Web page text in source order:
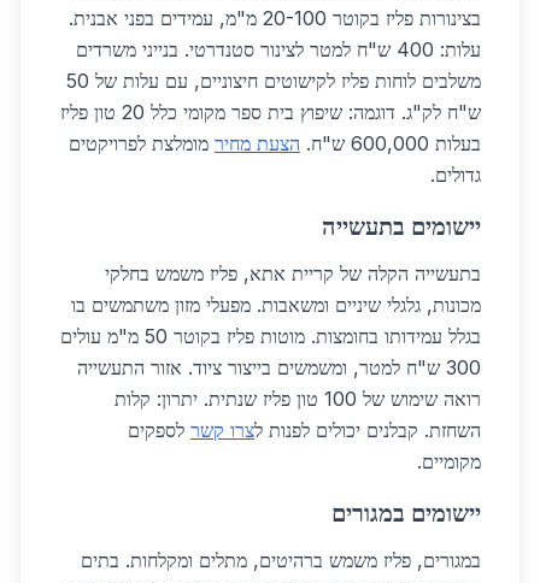
בצינורות פליז בקוטר 20-100 מ"מ, עמידים בפני אבנית.
עלות: 400 ש"ח למטר לצינור סטנדרטי. בנייני משרדים
משלבים לוחות פליז לקישוטים חיצוניים, עם עלות של 50
ש"ח לק"ג. דוגמה: שיפוץ בית ספר מקומי כלל 20 טון פליז
בעלות 600,000 ש"ח.
הצעת מחיר מומלצת לפרויקטים
גדולים.
יישומים בתעשייה
בתעשייה הקלה של קריית אתא, פליז משמש בחלקי
מכונות, גלגלי שיניים ומשאבות. מפעלי מזון משתמשים בו
בגלל עמידותו בחומצות. מוטות פליז בקוטר 50 מ"מ עולים
300 ש"ח למטר, ומשמשים בייצור ציוד. אזור התעשייה
רואה שימוש של 100 טון פליז שנתית. יתרון: קלות
השחזת. קבלנים יכולים לפנות לצרו קשר לספקים
מקומיים.
יישומים במגורים
במגורים, פליז משמש ברהיטים, מתלים ומקלחות. בתים